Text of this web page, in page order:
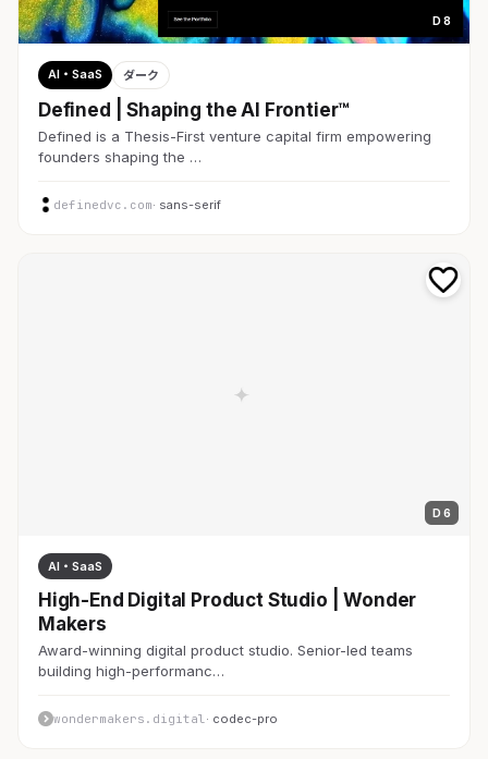
D 8
AI・SaaS ダーク
Defined | Shaping the AI Frontier™
Defined is a Thesis-First venture capital firm empowering
founders shaping the …
definedvc.com· sans-serif
D 6
AI・SaaS
High-End Digital Product Studio | Wonder
Makers
Award-winning digital product studio. Senior-led teams
building high-performanc…
wondermakers.digital · codec-pro